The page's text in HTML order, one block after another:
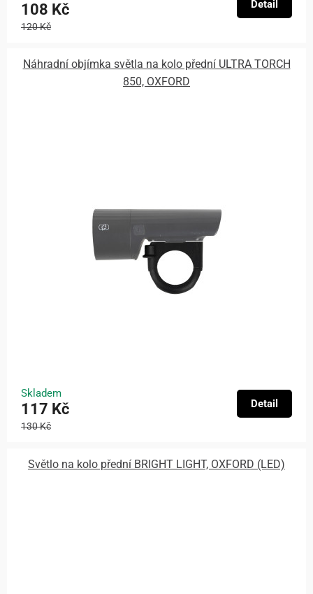
108 Kč
120 Kč
Detail
Náhradní objímka světla na kolo přední ULTRA TORCH
850, OXFORD
Skladem
117 Kč
130 Kč
Detail
Světlo na kolo přední BRIGHT LIGHT, OXFORD (LED)